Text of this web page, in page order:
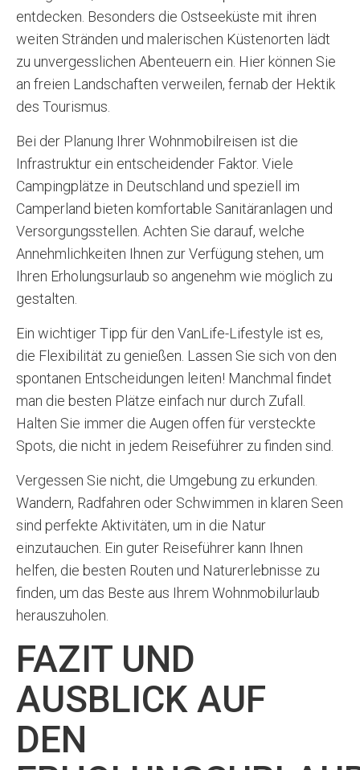
entdecken. Besonders die Ostseeküste mit ihren
weiten Stränden und malerischen Küstenorten lädt
zu unvergesslichen Abenteuern ein. Hier können Sie
an freien Landschaften verweilen, fernab der Hektik
des Tourismus.
Bei der Planung Ihrer Wohnmobilreisen ist die
Infrastruktur ein entscheidender Faktor. Viele
Campingplätze in Deutschland und speziell im
Camperland bieten komfortable Sanitäranlagen und
Versorgungsstellen. Achten Sie darauf, welche
Annehmlichkeiten Ihnen zur Verfügung stehen, um
Ihren Erholungsurlaub so angenehm wie möglich zu
gestalten.
Ein wichtiger Tipp für den VanLife-Lifestyle ist es,
die Flexibilität zu genießen. Lassen Sie sich von den
spontanen Entscheidungen leiten! Manchmal findet
man die besten Plätze einfach nur durch Zufall.
Halten Sie immer die Augen offen für versteckte
Spots, die nicht in jedem Reiseführer zu finden sind.
Vergessen Sie nicht, die Umgebung zu erkunden.
Wandern, Radfahren oder Schwimmen in klaren Seen
sind perfekte Aktivitäten, um in die Natur
einzutauchen. Ein guter Reiseführer kann Ihnen
helfen, die besten Routen und Naturerlebnisse zu
finden, um das Beste aus Ihrem Wohnmobilurlaub
herauszuholen.
FAZIT UND
AUSBLICK AUF
DEN